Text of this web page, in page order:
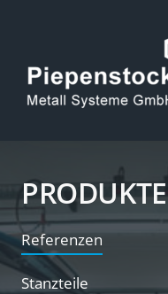
PRODUKTE
Referenzen
Stanzteile